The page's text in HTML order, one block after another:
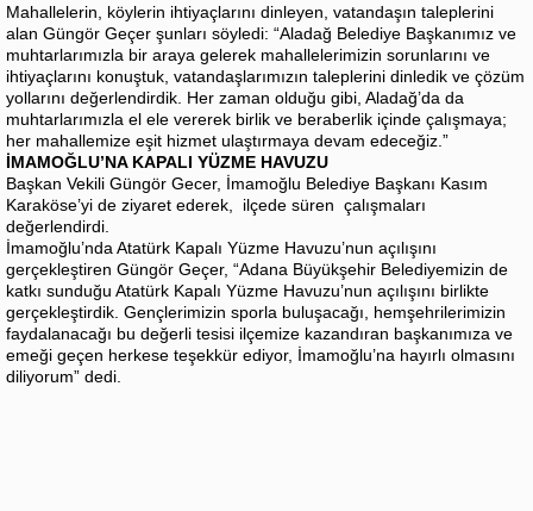
Mahallelerin, köylerin ihtiyaçlarını dinleyen, vatandaşın taleplerini
alan Güngör Geçer şunları söyledi: “Aladağ Belediye Başkanımız ve
muhtarlarımızla bir araya gelerek mahallelerimizin sorunlarını ve
ihtiyaçlarını konuştuk, vatandaşlarımızın taleplerini dinledik ve çözüm
yollarını değerlendirdik. Her zaman olduğu gibi, Aladağ’da da
muhtarlarımızla el ele vererek birlik ve beraberlik içinde çalışmaya;
her mahallemize eşit hizmet ulaştırmaya devam edeceğiz.”
İMAMOĞLU’NA KAPALI YÜZME HAVUZU
Başkan Vekili Güngör Gecer, İmamoğlu Belediye Başkanı Kasım
Karaköse’yi de ziyaret ederek, ilçede süren çalışmaları
değerlendirdi.
İmamoğlu’nda Atatürk Kapalı Yüzme Havuzu’nun açılışını
gerçekleştiren Güngör Geçer, “Adana Büyükşehir Belediyemizin de
katkı sunduğu Atatürk Kapalı Yüzme Havuzu’nun açılışını birlikte
gerçekleştirdik. Gençlerimizin sporla buluşacağı, hemşehrilerimizin
faydalanacağı bu değerli tesisi ilçemize kazandıran başkanımıza ve
emeği geçen herkese teşekkür ediyor, İmamoğlu’na hayırlı olmasını
diliyorum” dedi.